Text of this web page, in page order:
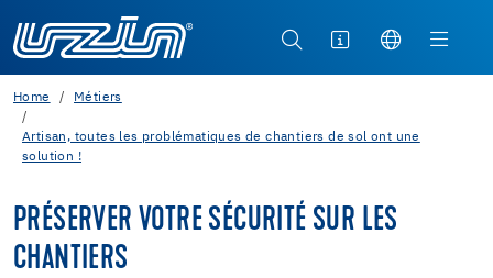
Home Métiers
Artisan, toutes les problématiques de chantiers de sol ont une
solution !
PRÉSERVER VOTRE SÉCURITÉ SUR LES
CHANTIERS